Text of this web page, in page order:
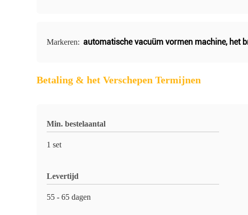
Markeren: automatische vacuüm vormen machine, het
Betaling & het Verschepen Termijnen
Min. bestelaantal
1 set
Levertijd
55 - 65 dagen